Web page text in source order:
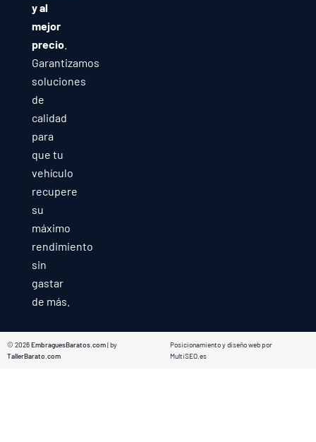
y al
mejor
precio.
Garantizamos
soluciones
de
calidad
para
que tu
vehículo
recupere
su
máximo
rendimiento
sin
gastar
de más.
© 2026EmbraguesBaratos.com| by
TallerBarato.com
Posicionamiento y diseño web por
MultiSEO.es